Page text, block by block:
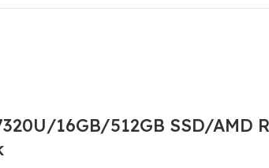
16GB/512GB SSD/AMD